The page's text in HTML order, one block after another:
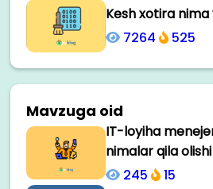
Kesh xotira
7264
525
Mavzuga oid
IT-loyiha
nimalar qila
245
15